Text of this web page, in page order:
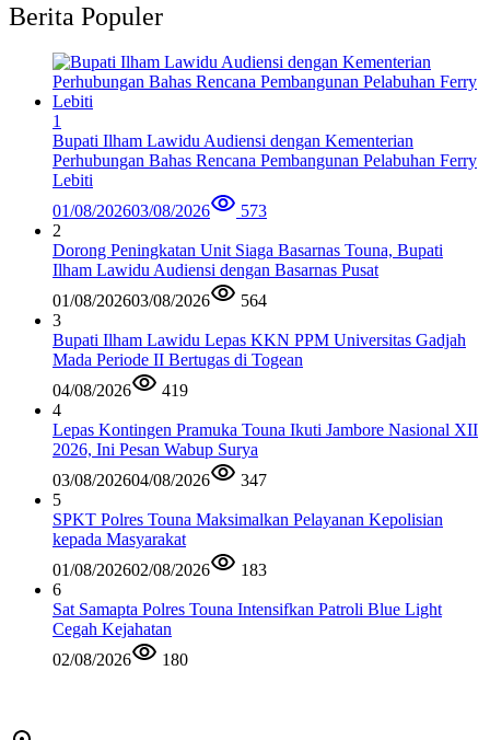
Berita Populer
1
Bupati Ilham Lawidu Audiensi dengan Kementerian
Perhubungan Bahas Rencana Pembangunan Pelabuhan Ferry
Lebiti
01/08/202603/08/2026
573
2
Dorong Peningkatan Unit Siaga Basarnas Touna, Bupati
Ilham Lawidu Audiensi dengan Basarnas Pusat
01/08/202603/08/2026
564
3
Bupati Ilham Lawidu Lepas KKN PPM Universitas Gadjah
Mada Periode II Bertugas di Togean
04/08/2026
419
4
Lepas Kontingen Pramuka Touna Ikuti Jambore Nasional XII
2026, Ini Pesan Wabup Surya
03/08/202604/08/2026
347
5
SPKT Polres Touna Maksimalkan Pelayanan Kepolisian
kepada Masyarakat
01/08/202602/08/2026
183
6
Sat Samapta Polres Touna Intensifkan Patroli Blue Light
Cegah Kejahatan
02/08/2026
180